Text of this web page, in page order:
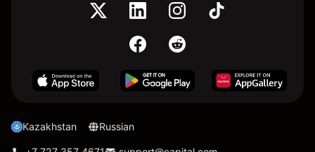
Kazakhstan Russian